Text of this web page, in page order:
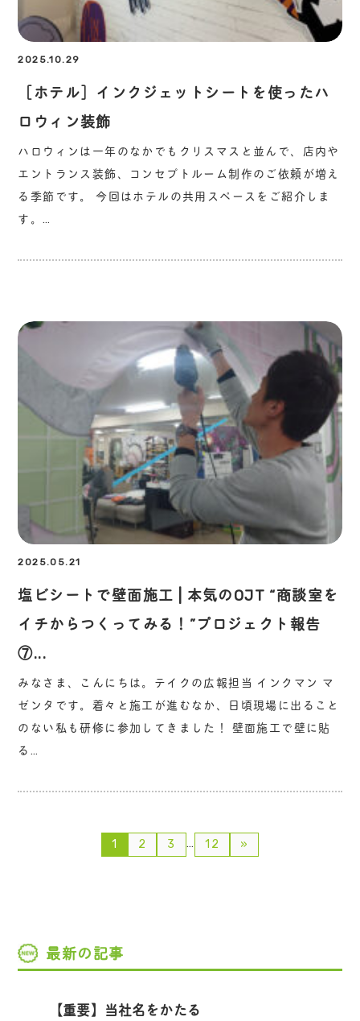
2025.10.29
［ホテル］インクジェットシートを使ったハ
ロウィン装飾
ハロウィンは一年のなかでもクリスマスと並んで、店内や
エントランス装飾、コンセプトルーム制作のご依頼が増え
る季節です。 今回はホテルの共用スペースをご紹介しま
す。…
2025.05.21
塩ビシートで壁面施工 | 本気のOJT “商談室を
イチからつくってみる！”プロジェクト報告
⑦...
みなさま、こんにちは。テイクの広報担当 インクマン マ
ゼンタです。着々と施工が進むなか、日頃現場に出ること
のない私も研修に参加してきました！ 壁面施工で壁に貼
る…
1 2 3 … 12 »
最新の記事
【重要】当社名をかたる